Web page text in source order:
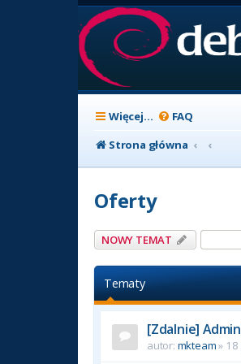
Więcej…
FAQ
Strona główna
Oferty
NOWY TEMAT
Tematy
[Zdalnie]
autor: mkteam»